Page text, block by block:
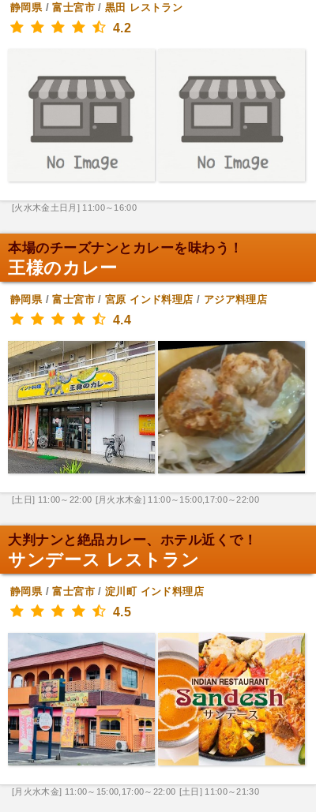
静岡県/富士宮市/黒田 レストラン
4.2
[火水木金土日月] 11:00～16:00
本場のチーズナンとカレーを味わう！
王様のカレー
静岡県/富士宮市/宮原 インド料理店 / アジア料理店
4.4
[土日] 11:00～22:00 [月火水木金] 11:00～15:00,17:00～22:00
大判ナンと絶品カレー、ホテル近くで！
サンデース レストラン
静岡県/富士宮市/淀川町 インド料理店
4.5
[月火水木金] 11:00～15:00,17:00～22:00 [土日] 11:00～21:30